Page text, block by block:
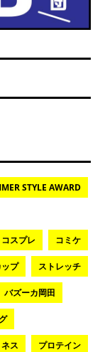
STYLE AWARD
コスプレ コミケ
プ ストレッチ
バズーカ岡田
ス プロテイン